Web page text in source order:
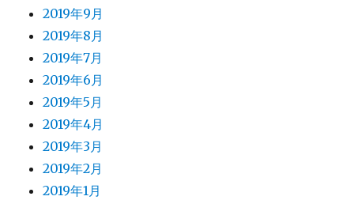
2019年9月
2019年8月
2019年7月
2019年6月
2019年5月
2019年4月
2019年3月
2019年2月
2019年1月